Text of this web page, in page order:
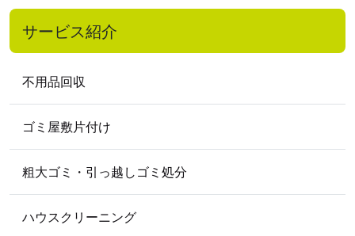
2022年5月
2022年3月
2022年2月
2022年1月
2021年
2020年5月
2020年4月
2019年
サービス紹介
不用品回収
ゴミ屋敷片付け
粗大ゴミ・引っ越しゴミ処分
ハウスクリーニング